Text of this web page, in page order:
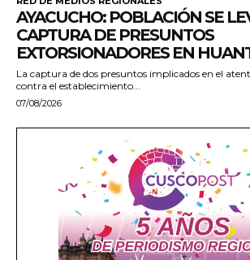
AYACUCHO: POBLACIÓN SE
CAPTURA DE PRESUNTOS
EXTORSIONADORES EN
La captura de dos presuntos implicados en el
contra el establecimiento...
07/08/2026